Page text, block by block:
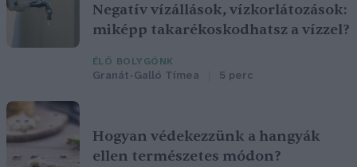
Negatív vízállások, vízkorlátozások:
miképp takarékoskodhatsz a vízzel?
ÉLŐ BOLYGÓNK
Granát-Galló Tímea 5 perc
Hogyan védekezzünk a hangyák
ellen természetes módon?